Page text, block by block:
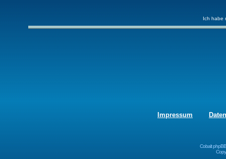
Ich habe
Impressum
Cobalt